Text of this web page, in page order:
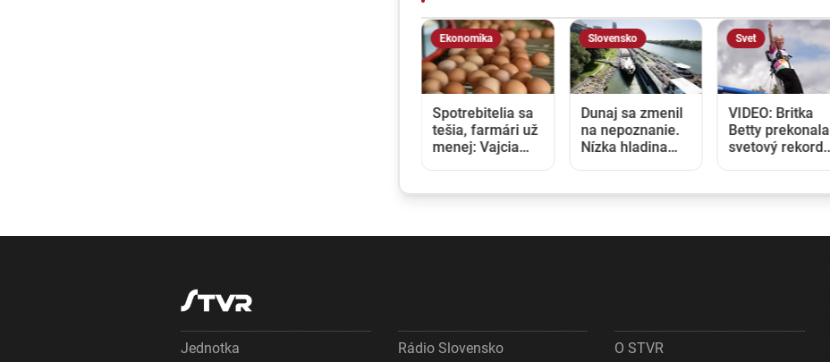
Ekonomika
Spotrebitelia sa
tešia, farmári už
menej: Vajcia
minimum
Slovensko
Dunaj sa zmenil
na nepoznanie.
Nízka hladina
na prepravu
Svet
VIDEO: Britka
Betty prekonala
svetový rekord.
ženou, ktorá
Jednotka
Rádio Slovensko
O STVR